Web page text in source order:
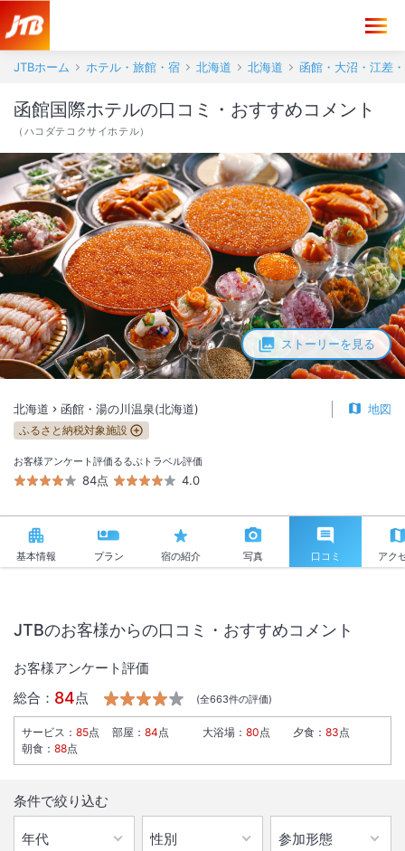
JTBホーム ホテル・旅館・宿 北海道 北海道 函館・大沼・江差
ストーリーを見る
函館国際ホテルの口コミ・おすすめコメント
（ ハコダテコクサイホテル）
北海道 函館・湯の川温泉(北海道) 地図
ふるさと納税対象施設
お客様アンケート評価
84点
るるぶトラベル評価
4.0
基本情報 プラン 宿の紹介 写真 口コミ アク
JTBのお客様からの口コミ・おすすめコメント
お客様アンケート評価
総合： 84点 (全663件の評価)
サービス ： 85点 部屋 ： 84点 大浴場 ： 80点 夕食 ： 83点
朝食 ： 88点
条件で絞り込む